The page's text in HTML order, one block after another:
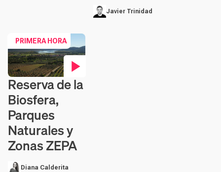
Javier Trinidad
PRIMERA HORA
Contenido en vídeo
Reserva de la
Biosfera,
Parques
Naturales y
Zonas ZEPA
Diana Calderita